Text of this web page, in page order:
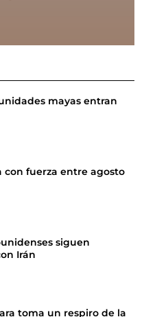
mayas entran
con fuerza entre agosto
siguen
Irán
toma un respiro de la